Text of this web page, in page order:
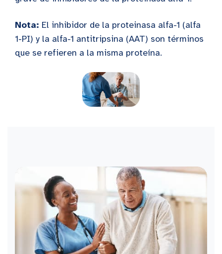
Nota: El inhibidor de la proteinasa alfa-1 (alfa
1-PI) y la alfa-1 antitripsina (AAT) son términos
que se refieren a la misma proteína.